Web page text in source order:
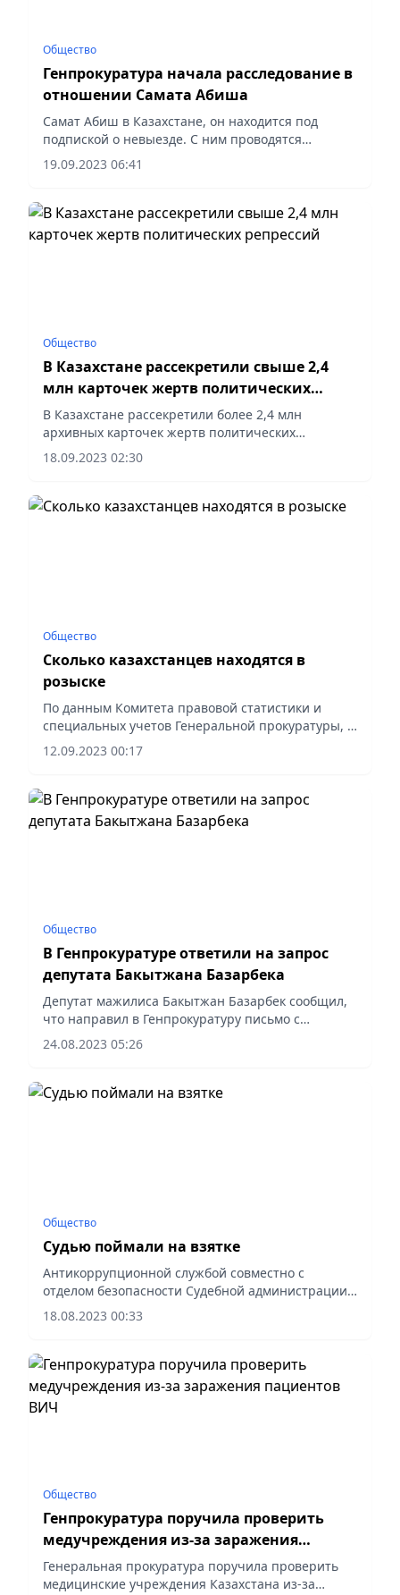
Общество
Генпрокуратура начала расследование в
отношении Самата Абиша
Самат Абиш в Казахстане, он находится под
подпиской о невыезде. С ним проводятся
следственные действия, рассказали в
Генпрокуратуре.
19.09.2023 06:41
Общество
В Казахстане рассекретили свыше 2,4
млн карточек жертв политических
репрессий
В Казахстане рассекретили более 2,4 млн
архивных карточек жертв политических
репрессий за период 1929-1956 годов, сообщила
пресс-служба Генпрокуратуры РК.
18.09.2023 02:30
Общество
Сколько казахстанцев находятся в
розыске
По данным Комитета правовой статистики и
специальных учетов Генеральной прокуратуры, в
настоящее время в розыске находятся 10 748 лиц,
из них без вести пропали 2 176.
12.09.2023 00:17
Общество
В Генпрокуратуре ответили на запрос
депутата Бакытжана Базарбека
Депутат мажилиса Бакытжан Базарбек сообщил,
что направил в Генпрокуратуру письмо с
требованием проверить акиматы восьми
областей – Костанайской, Туркестанской,
24.08.2023 05:26
Общество
Судью поймали на взятке
Антикоррупционной службой совместно с
отделом безопасности Судебной администрации
Казахстана по результатам негласных
мероприятий изобличена в получении взятки в
18.08.2023 00:33
Общество
Генпрокуратура поручила проверить
медучреждения из-за заражения
пациентов ВИЧ
Генеральная прокуратура поручила проверить
медицинские учреждения Казахстана из-за